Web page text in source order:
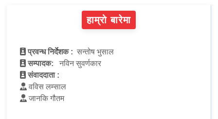
हाम्रो बारेमा
प्रवन्ध निर्देशक : सन्तोष भुसाल
सम्पादक:
नविन सुवर्णकार
संवाददाता :
वविस लम्साल
जानकि गौतम